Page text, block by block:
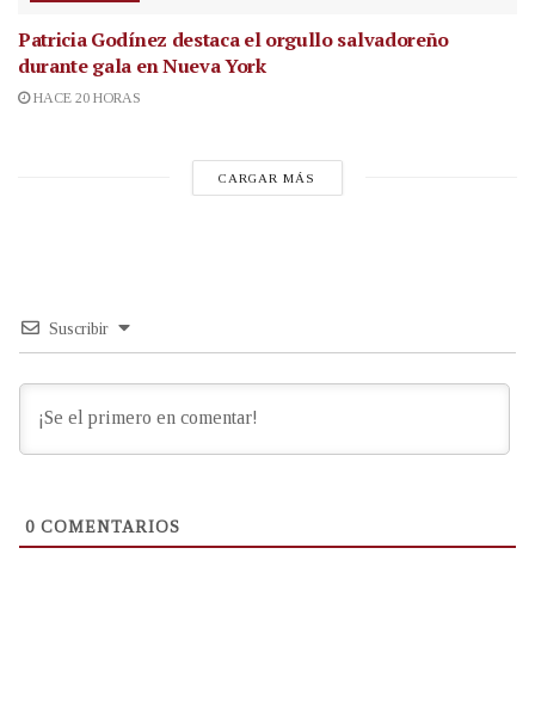
Patricia Godínez destaca el orgullo salvadoreño
durante gala en Nueva York
HACE 20 HORAS
CARGAR MÁS
Suscribir
0 COMENTARIOS